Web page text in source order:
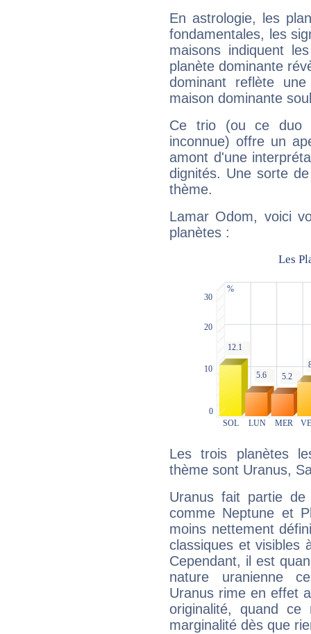
En astrologie, les
fondamentales, les
maisons indiquent
planète dominante
dominant reflète
maison dominante
Ce trio (ou ce duo
inconnue) offre un
amont d'une
dignités. Une sorte
thème.
Lamar Odom, voici
planètes :
Les trois planètes
thème sont Uranus,
Uranus fait partie
comme Neptune et
moins nettement
classiques et visibles
Cependant, il est
nature uranienne
Uranus rime en effet
originalité, quand ce
marginalité dès que